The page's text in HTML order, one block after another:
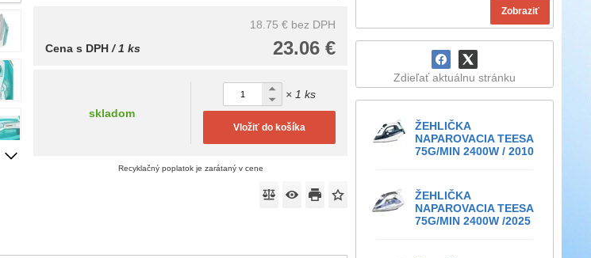
Zobraziť
Zdieľať aktuálnu stránku
ŽEHLIČKA
NAPAROVACIA TEESA
75G/MIN 2400W / 2010
ŽEHLIČKA
NAPAROVACIA TEESA
75G/MIN 2400W /2025
18.75 € bez DPH
23.06 €
Cena s DPH / 1 ks
skladom
× 1 ks
Vložiť do košíka
Recyklačný poplatok je zarátaný v cene